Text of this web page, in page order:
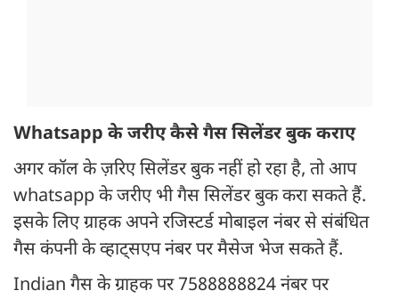
Whatsapp के जरीए कैसे गैस सिलेंडर बुक कराए
अगर कॉल के ज़रिए सिलेंडर बुक नहीं हो रहा है, तो आप
whatsapp के जरीए भी गैस सिलेंडर बुक करा सकते हैं.
इसके लिए ग्राहक अपने रजिस्टर्ड मोबाइल नंबर से संबंधित
गैस कंपनी के व्हाट्सएप नंबर पर मैसेज भेज सकते हैं.
Indian गैस के ग्राहक पर 7588888824 नंबर पर